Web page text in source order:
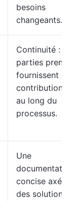
besoins
changeants.
Continuité :
parties
fournissent
contribution
au long du
processus.
Une
concise axée
des solutions